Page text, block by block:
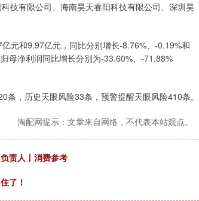
技有限公司、海南昊天睿阳科技有限公司、深圳昊
元和9.97亿元，同比分别增长-8.76%、-0.19%和
母净利润同比增长分别为-33.60%、-71.88%
，历史天眼风险33条，预警提醒天眼风险410条。
淘配网提示：文章来自网络，不代表本站观点。
责人丨消费参考
了！